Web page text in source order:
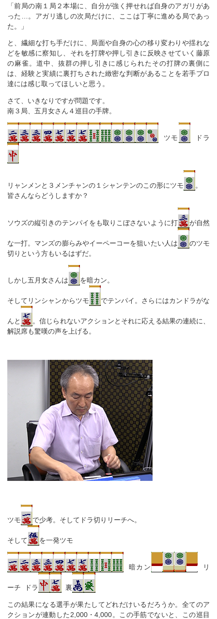
「前局の南１局２本場に、自分が強く押せれば自身のアガリがあ
った…。アガリ逃しの次局だけに、ここは丁寧に進める局であっ
た。」
と、繊細な打ち手だけに、局面や自身の心の移り変わりや揺れな
どを敏感に察知し、それを打牌や押し引きに反映させていく藤原
の麻雀。道中、抜群の押し引きに感じられたその打牌の裏側に
は、経験と実績に裏打ちされた緻密な判断があることを若手プロ
達には感じ取ってほしいと思う。
さて、いきなりですが問題です。
南３局、五月女さん４巡目の手牌。
ツモ ドラ
リャンメンと３メンチャンの１シャンテンのこの形にツモ
。
皆さんならどうしますか？
ソウズの縦引きのテンパイをも取りこぼさないように打 が自然
な一打。マンズの膨らみやイーペーコーを狙いたい人は
のツモ
切りという方もいるはずだ。
しかし五月女さんは を暗カン。
そしてリンシャンからツモ でテンパイ。さらにはカンドラがな
んと
。信じられないアクションとそれに応える結果の連続に、
解説席も驚嘆の声を上げる。
ツモ で少考。そしてドラ切りリーチへ。
そして を一発ツモ
暗カン リ
ーチ ドラ 裏
この結果になる選手が果たしてどれだけいるだろうか。全てのア
クションが連動した2,000・4,000。この手筋でないと、この巡目